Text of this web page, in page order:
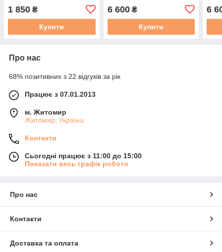
1 850 ₴
Купити
6 600₴
Купити
6
Про нас
68% позитивних з 22 відгуків за рік
Працює з 07.01.2013
м. Житомир
Житомир, Україна
Контакти
Сьогодні працює з 11:00 до 15:00
Показати весь графік роботи
Про нас
Контакти
Доставка та оплата